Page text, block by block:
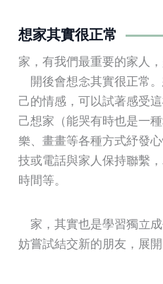
想家其實很正常
家，有我們最重要的家人
離開後會想念其實很正常
己的情感，可以試著感受
己想家（能哭有時也是一
樂、畫畫等各種方式紓發
技或電話與家人保持聯繫
時間等。
離家，其實也是學習獨立
妨嘗試結交新的朋友，展開